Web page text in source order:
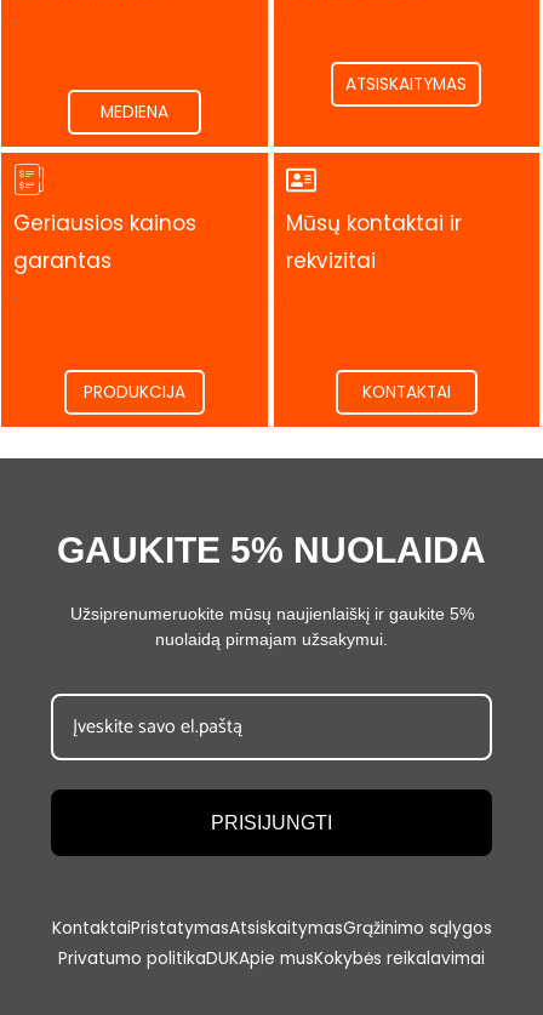
.
MEDIENA
.
ATSISKAITYMAS
Geriausios kainos
garantas
.
PRODUKCIJA
Mūsų kontaktai ir
rekvizitai
.
KONTAKTAI
GAUKITE 5% NUOLAIDA
Užsiprenumeruokite mūsų naujienlaiškį ir gaukite 5%
nuolaidą pirmajam užsakymui.
PRISIJUNGTI
KontaktaiPristatymasAtsiskaitymasGrąžinimo sąlygos
Privatumo politikaDUKApie musKokybės reikalavimai